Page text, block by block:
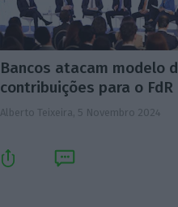
Bancos atacam modelo
contribuições para o FdR
Alberto Teixeira, 5 Novembro 2024